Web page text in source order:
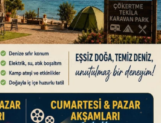
Güncelleme: 08.05.2026 - 14:45
‘strong Europe is
ABONE OL